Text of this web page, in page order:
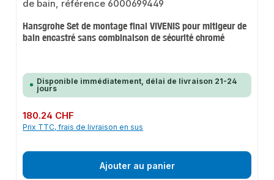
Hansgrohe Set de montage final VIVENIS pour mitigeur de
bain encastré sans combinaison de sécurité chromé
Disponible immédiatement, délai de livraison 21-24
jours
Prix régulier :
180.24 CHF
Prix TTC, frais de livraison en sus
Ajouter au panier